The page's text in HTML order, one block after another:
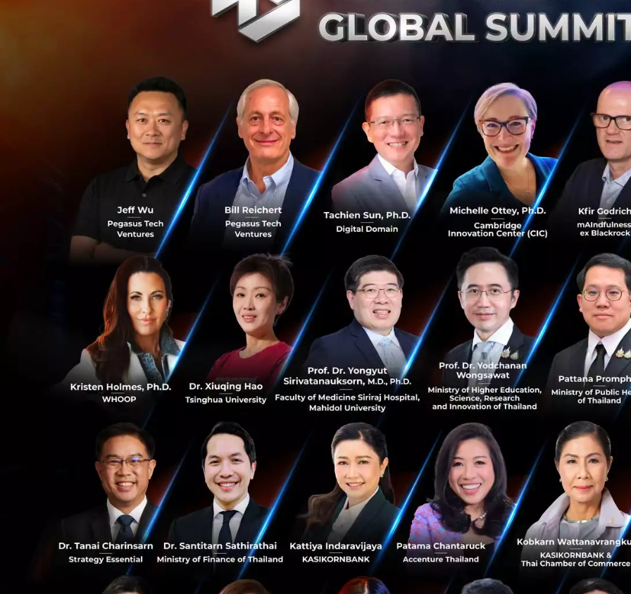
News mou wha japan logitech
อัจฉริยะ
WHA Group ผู้นำอันดับหนึ่งในการให้บริการโซลูชั่นครบวงจร
ด้านโลจิสติกส์ และนิคมอุตสาหกรรมของไทย ลงนามในบันทึก
ความเข้าใจ (MoU) กับบริษัท กราวด์ อิงค์ จำกัด ผู้นำในการให้
บริการระบบ Log...
พฤศจิกายน 12, 2019| By
Techsauce Team
81
News wha mou logitech
รวมข้อมูลบริการ Logistics ในไทย เปรียบเทียบจุด
เด่นและราคา
รวบรวมบริการ Logistic ทั่วไทยมาให้ดู ทั้งราคา ระยะเวลา
และวงเงินประกัน เปรียบเทียบชัดๆ เจ้าไหนเหมาะสมกับคุณ...
พฤศจิกายน 8, 2019| By
Techsauce Team
8.6k
Tech & Biz logistics e-commerce Logistics in Thailand
พูดคุยกับ 'GIZTIX' กับการโฟกัสตลาด B2B ในธุรกิจ
Logistics จน Scale 5 เท่าในเวลา 2 ปี
พูดคุยกับ คุณโหน่ง-สิทธิศักดิ์ วงศ์สมนึก CEO และ Co-
Founder ของ GIZTIX ถึงจุดเริ่มต้นและจุดเปลี่ยนที่ทำให้
GIZTIX โต 5 เท่าในเวลา 2 ปี ชวนเจาะลึกถึง Product กับ
Service มุมมองต่ออุ...
ตุลาคม 21, 2019| ByTechsauce Team
1.1k
News GISTIX logistics dtac-accelerate